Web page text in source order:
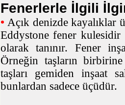
Fenerlerle İlgili
•Açık denizde kayalıklar
Eddystone fener kulesidir
olarak tanınır. Fener
Örneğin taşların
taşları gemiden inşaat
bunlardan sadece üçüdür.